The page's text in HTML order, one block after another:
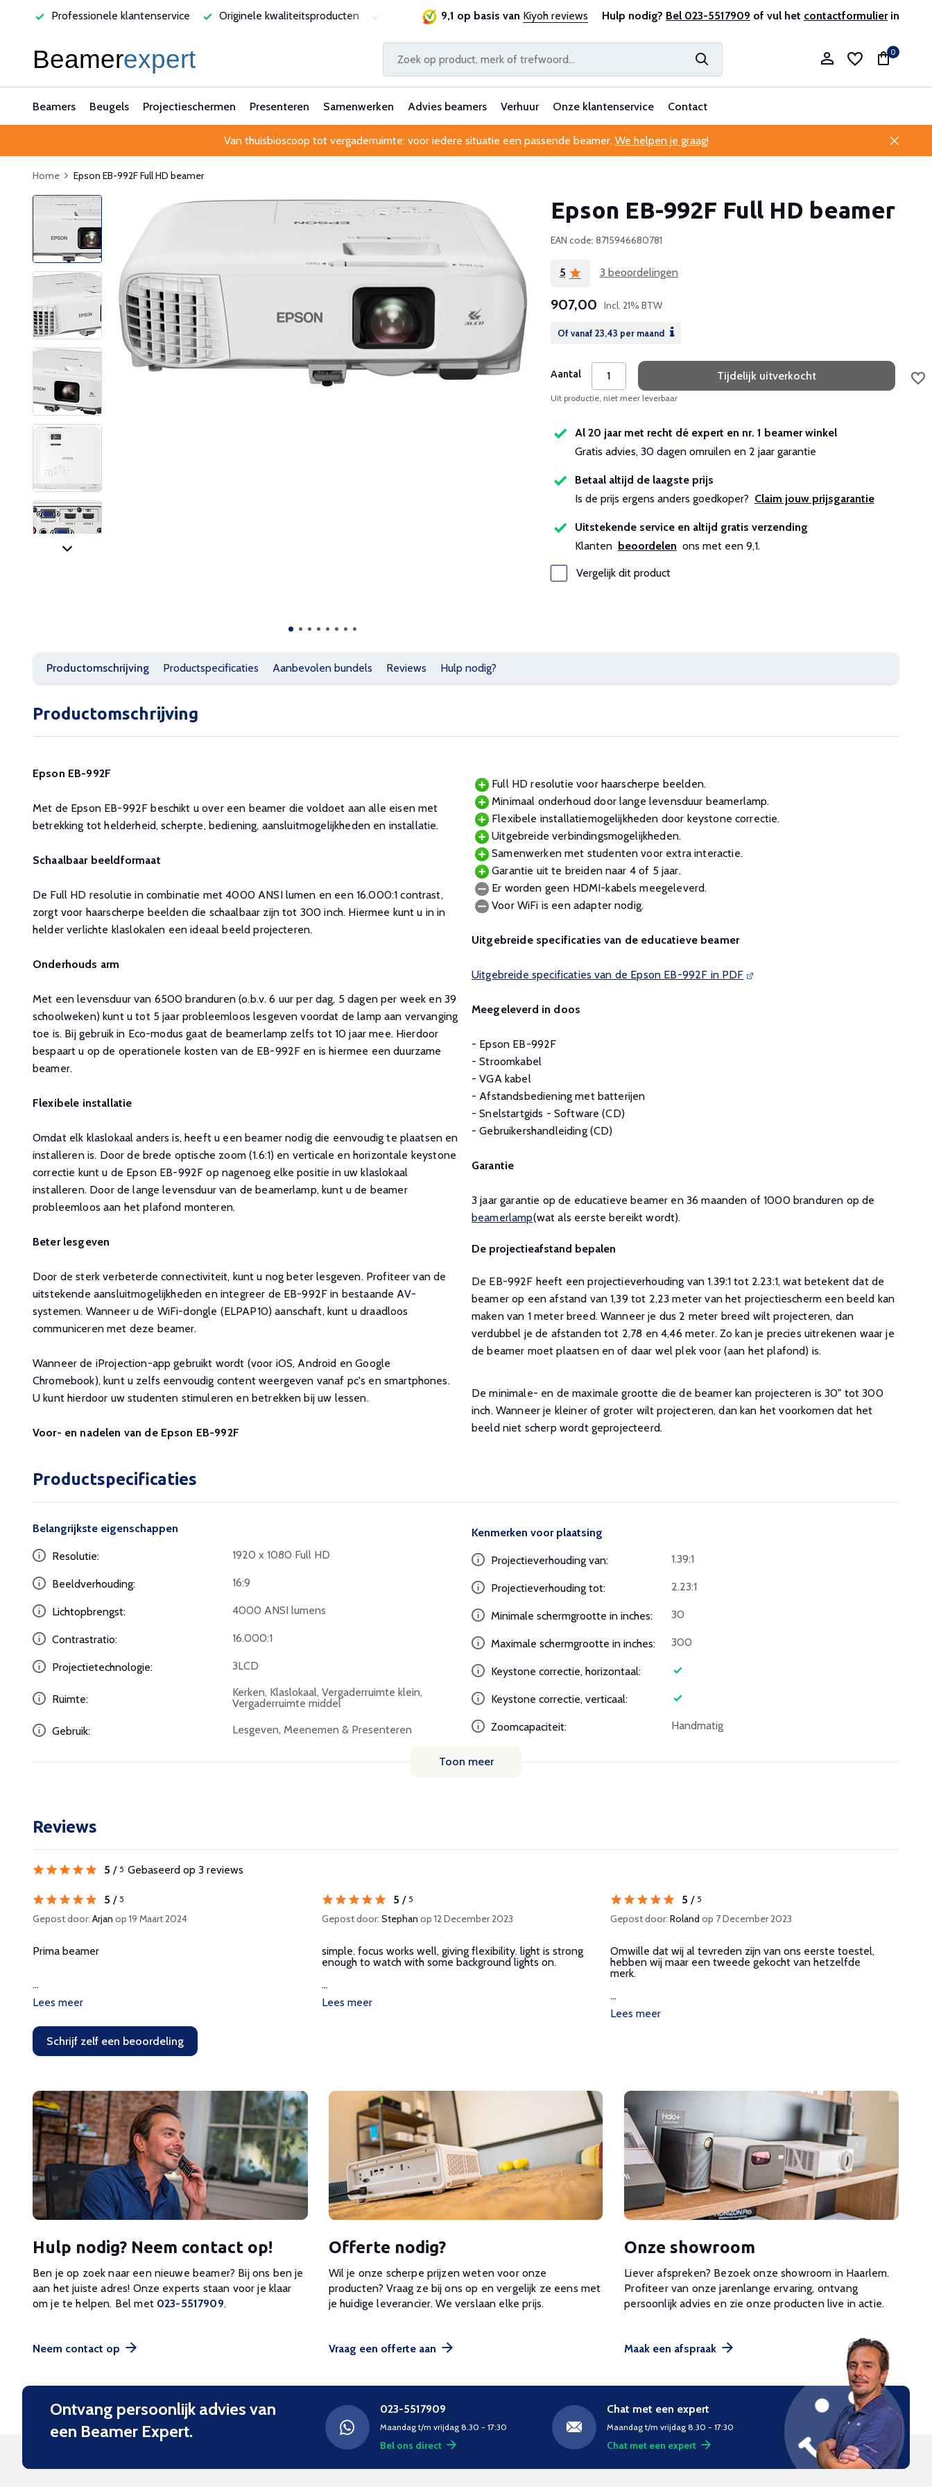
Professionele klantenservice Originele kwaliteitsproducten Laagste prijsgarantie Al 25 jaar betrouwbaar en ervaren Professionele klantenservice
9,1 op basis van Kiyoh reviews Hulp nodig? Bel 023-5517909 of vul het contactformulierin
Account aanmaken
0
Beamers Beugels Projectieschermen Presenteren Samenwerken Advies beamers Verhuur Onze klantenservice Contact
Van thuisbioscoop tot vergaderruimte: voor iedere situatie een passende beamer. We helpen je graag!
Home Epson EB-992F Full HD beamer
Epson EB-992F Full HD beamer
EAN code: 8715946680781
5 3 beoordelingen
907,00 Incl. 21% BTW
Of vanaf 23,43 per maand
Aantal Tijdelijk uitverkocht
Uit productie, niet meer leverbaar
Al 20 jaar met recht dé expert en nr. 1 beamer winkel
Gratis advies, 30 dagen omruilen en 2 jaar garantie
Betaal altijd de laagste prijs
Is de prijs ergens anders goedkoper? Claim jouw prijsgarantie
Uitstekende service en altijd gratis verzending
Klanten beoordelen ons met een 9,1.
Vergelijk dit product
Productomschrijving Productspecificaties Aanbevolen bundels Reviews Hulp nodig?
Productomschrijving
Epson EB-992F
Met de Epson EB-992F beschikt u over een beamer die voldoet aan alle eisen met
betrekking tot helderheid, scherpte, bediening, aansluitmogelijkheden en installatie.
Schaalbaar beeldformaat
De Full HD resolutie in combinatie met 4000 ANSI lumen en een 16.000:1 contrast,
zorgt voor haarscherpe beelden die schaalbaar zijn tot 300 inch. Hiermee kunt u in in
helder verlichte klaslokalen een ideaal beeld projecteren.
Onderhouds arm
Met een levensduur van 6500 branduren (o.b.v. 6 uur per dag, 5 dagen per week en 39
schoolweken) kunt u tot 5 jaar probleemloos lesgeven voordat de lamp aan vervanging
toe is. Bij gebruik in Eco-modus gaat de beamerlamp zelfs tot 10 jaar mee. Hierdoor
bespaart u op de operationele kosten van de EB-992F en is hiermee een duurzame
beamer.
Flexibele installatie
Omdat elk klaslokaal anders is, heeft u een beamer nodig die eenvoudig te plaatsen en
installeren is. Door de brede optische zoom (1.6:1) en verticale en horizontale keystone
correctie kunt u de Epson EB-992F op nagenoeg elke positie in uw klaslokaal
installeren. Door de lange levensduur van de beamerlamp, kunt u de beamer
probleemloos aan het plafond monteren.
Beter lesgeven
Door de sterk verbeterde connectiviteit, kunt u nog beter lesgeven. Profiteer van de
uitstekende aansluitmogelijkheden en integreer de EB-992F in bestaande AV-
systemen. Wanneer u de WiFi-dongle (ELPAP10) aanschaft, kunt u draadloos
communiceren met deze beamer.
Wanneer de iProjection-app gebruikt wordt (voor iOS, Android en Google
Chromebook), kunt u zelfs eenvoudig content weergeven vanaf pc's en smartphones.
U kunt hierdoor uw studenten stimuleren en betrekken bij uw lessen.
Voor- en nadelen van de Epson EB-992F
Full HD resolutie voor haarscherpe beelden.
Minimaal onderhoud door lange levensduur beamerlamp.
Flexibele installatiemogelijkheden door keystone correctie.
Uitgebreide verbindingsmogelijkheden.
Samenwerken met studenten voor extra interactie.
Garantie uit te breiden naar 4 of 5 jaar.
Er worden geen HDMI-kabels meegeleverd.
Voor WiFi is een adapter nodig.
Uitgebreide specificaties van de educatieve beamer
Uitgebreide specificaties van de Epson EB-992F in PDF
Meegeleverd in doos
- Epson EB-992F
- Stroomkabel
- VGA kabel
- Afstandsbediening met batterijen
- Snelstartgids - Software (CD)
- Gebruikershandleiding (CD)
Garantie
3 jaar garantie op de educatieve beamer en 36 maanden of 1000 branduren op de
beamerlamp(wat als eerste bereikt wordt).
De projectieafstand bepalen
De EB-992F heeft een projectieverhouding van 1.39:1 tot 2.23:1, wat betekent dat de
beamer op een afstand van 1,39 tot 2,23 meter van het projectiescherm een beeld kan
maken van 1 meter breed. Wanneer je dus 2 meter breed wilt projecteren, dan
verdubbel je de afstanden tot 2,78 en 4,46 meter. Zo kan je precies uitrekenen waar je
de beamer moet plaatsen en of daar wel plek voor (aan het plafond) is.
De minimale- en de maximale grootte die de beamer kan projecteren is 30" tot 300
inch. Wanneer je kleiner of groter wilt projecteren, dan kan het voorkomen dat het
beeld niet scherp wordt geprojecteerd.
Productspecificaties
Belangrijkste eigenschappen
Resolutie: 1920 x 1080 Full HD
Beeldverhouding: 16:9
Lichtopbrengst: 4000 ANSI lumens
Contrastratio: 16.000:1
Projectietechnologie: 3LCD
Ruimte:
Kerken, Klaslokaal, Vergaderruimte klein,
Vergaderruimte middel
Gebruik: Lesgeven, Meenemen & Presenteren
Kenmerken voor plaatsing
Projectieverhouding van: 1.39:1
Projectieverhouding tot: 2.23:1
Minimale schermgrootte in inches: 30
Maximale schermgrootte in inches: 300
Keystone correctie, horizontaal:
Keystone correctie, verticaal:
Zoomcapaciteit: Handmatig
Toon meer
Reviews
5 / 5 Gebaseerd op 3 reviews
5 / 5
Gepost door: Arjan op 19 Maart 2024
Prima beamer
...
Lees meer
5 / 5
Gepost door: Stephan op 12 December 2023
simple. focus works well, giving flexibility. light is strong
enough to watch with some background lights on.
...
Lees meer
5 / 5
Gepost door:Roland op 7 December 2023
Omwille dat wij al tevreden zijn van ons eerste toestel,
hebben wij maar een tweede gekocht van hetzelfde
merk.
...
Lees meer
Schrijf zelf een beoordeling
Hulp nodig? Neem contact op!
Ben je op zoek naar een nieuwe beamer? Bij ons ben je
aan het juiste adres! Onze experts staan voor je klaar
om je te helpen. Bel met 023-5517909.
Neem contact op
Offerte nodig?
Wil je onze scherpe prijzen weten voor onze
producten? Vraag ze bij ons op en vergelijk ze eens met
je huidige leverancier. We verslaan elke prijs.
Vraag een offerte aan
Onze showroom
Liever afspreken? Bezoek onze showroom in Haarlem.
Profiteer van onze jarenlange ervaring, ontvang
persoonlijk advies en zie onze producten live in actie.
Maak een afspraak
Ontvang persoonlijk advies van
een Beamer Expert.
023-5517909
Maandag t/m vrijdag 8.30 - 17:30
Bel ons direct
Chat met een expert
Maandag t/m vrijdag 8.30 - 17:30
Chat met een expert